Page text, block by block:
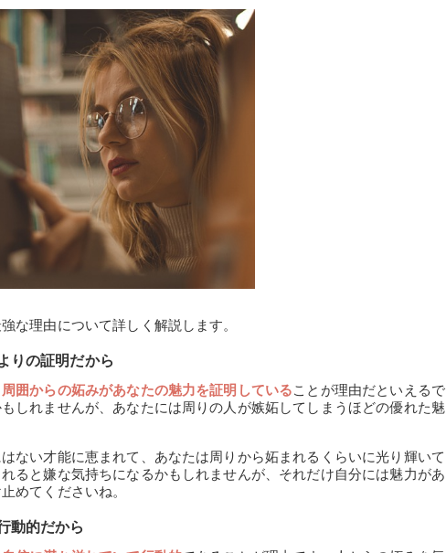
な理由について詳しく解説します。
りの証明だから
周囲からの妬みがあなたの魅力を証明していることが理由だといえるで
しれませんが、あなたには周りの人が嫉妬してしまうほどの優れた魅
ない才能に恵まれて、あなたは周りから妬まれるくらいに光り輝いて
ると嫌な気持ちになるかもしれませんが、それだけ自分には魅力があ
めてくださいね。
動的だから